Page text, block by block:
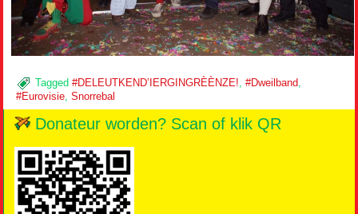
Tagged #DELEUTKEND’IERGINGRÈÈNZE! ,#Dweilband
#Eurovisie ,Snorrebal
Donateur worden? Scan of klik QR